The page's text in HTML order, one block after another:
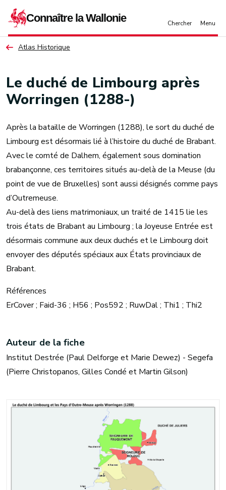
Atlas Historique
Le duché de Limbourg après
Worringen (1288-)
Après la bataille de Worringen (1288), le sort du duché de
Limbourg est désormais lié à l’histoire du duché de Brabant.
Avec le comté de Dalhem, également sous domination
brabançonne, ces territoires situés au-delà de la Meuse (du
point de vue de Bruxelles) sont aussi désignés comme pays
d’Outremeuse.
Au-delà des liens matrimoniaux, un traité de 1415 lie les
trois états de Brabant au Limbourg ; la Joyeuse Entrée est
désormais commune aux deux duchés et le Limbourg doit
envoyer des députés spéciaux aux États provinciaux de
Brabant.
Références
ErCover ; Faid-36 ; H56 ; Pos592 ; RuwDal ; Thi1 ; Thi2
Auteur de la fiche
Institut Destrée (Paul Delforge et Marie Dewez) - Segefa
(Pierre Christopanos, Gilles Condé et Martin Gilson)